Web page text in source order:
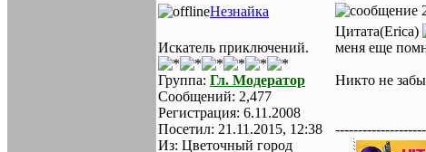
Незнайка
Искатель приключений.
Группа: Гл. Модератор
Сообщений: 2,477
Регистрация: 6.11.2008
Посетил: 21.11.2015, 12:38
Из: Цветочный город
Цитата(Erica)
меня еще
Никто не
--------------------